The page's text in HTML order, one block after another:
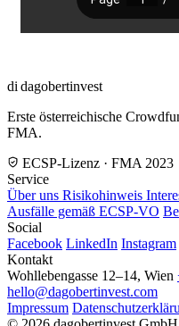
di dagobertinvest
Erste österreichische
FMA.
ECSP-Lizenz · FMA 2023
Service
Über uns Risikohinweis
Ausfälle gemäß ECSP-VO
Social
Facebook LinkedIn Instagram
Kontakt
Wohllebengasse 12–14, Wien
hello@dagobertinvest.com
Impressum